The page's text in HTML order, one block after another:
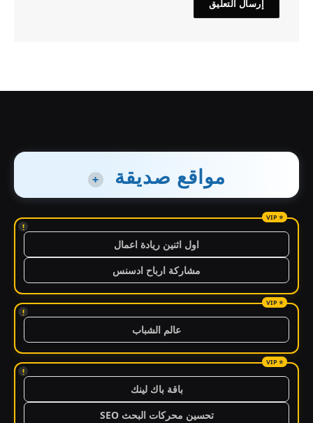
مواقع صديقة +
!
اول اثنين ريادة اعمال
مشاركة ارباح ادسنس
!
عالم الشباب
!
باقة باك لينك
تحسين محركات البحث SEO